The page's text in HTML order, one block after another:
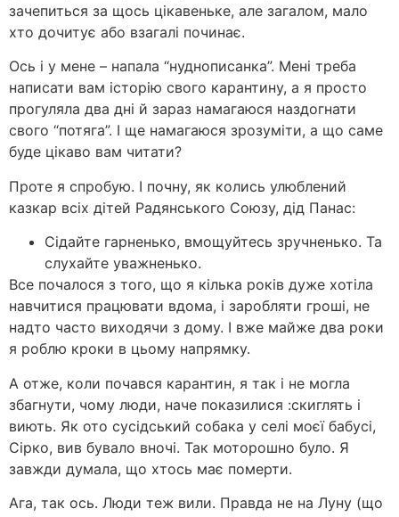
зачепиться за щось цікавеньке, але загалом, мало
хто дочитує або взагалі починає.
Ось і у мене – напала “нуднописанка”. Мені треба
написати вам історію свого карантину, а я просто
прогуляла два дні й зараз намагаюся наздогнати
свого “потяга”. І ще намагаюся зрозуміти, а що саме
буде цікаво вам читати?
Проте я спробую. І почну, як колись улюблений
казкар всіх дітей Радянського Союзу, дід Панас:
Сідайте гарненько, вмощуйтесь зручненько. Та
слухайте уважненько.
Все почалося з того, що я кілька років дуже хотіла
навчитися працювати вдома, і заробляти гроші, не
надто часто виходячи з дому. І вже майже два роки
я роблю кроки в цьому напрямку.
А отже, коли почався карантин, я так і не могла
збагнути, чому люди, наче показилися :скиглять і
виють. Як ото сусідський собака у селі моєї бабусі,
Сірко, вив бувало вночі. Так моторошно було. Я
завжди думала, що хтось має померти.
Ага, так ось. Люди теж вили. Правда не на Луну (що